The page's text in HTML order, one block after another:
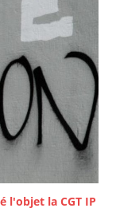
l'objet la CGT IP